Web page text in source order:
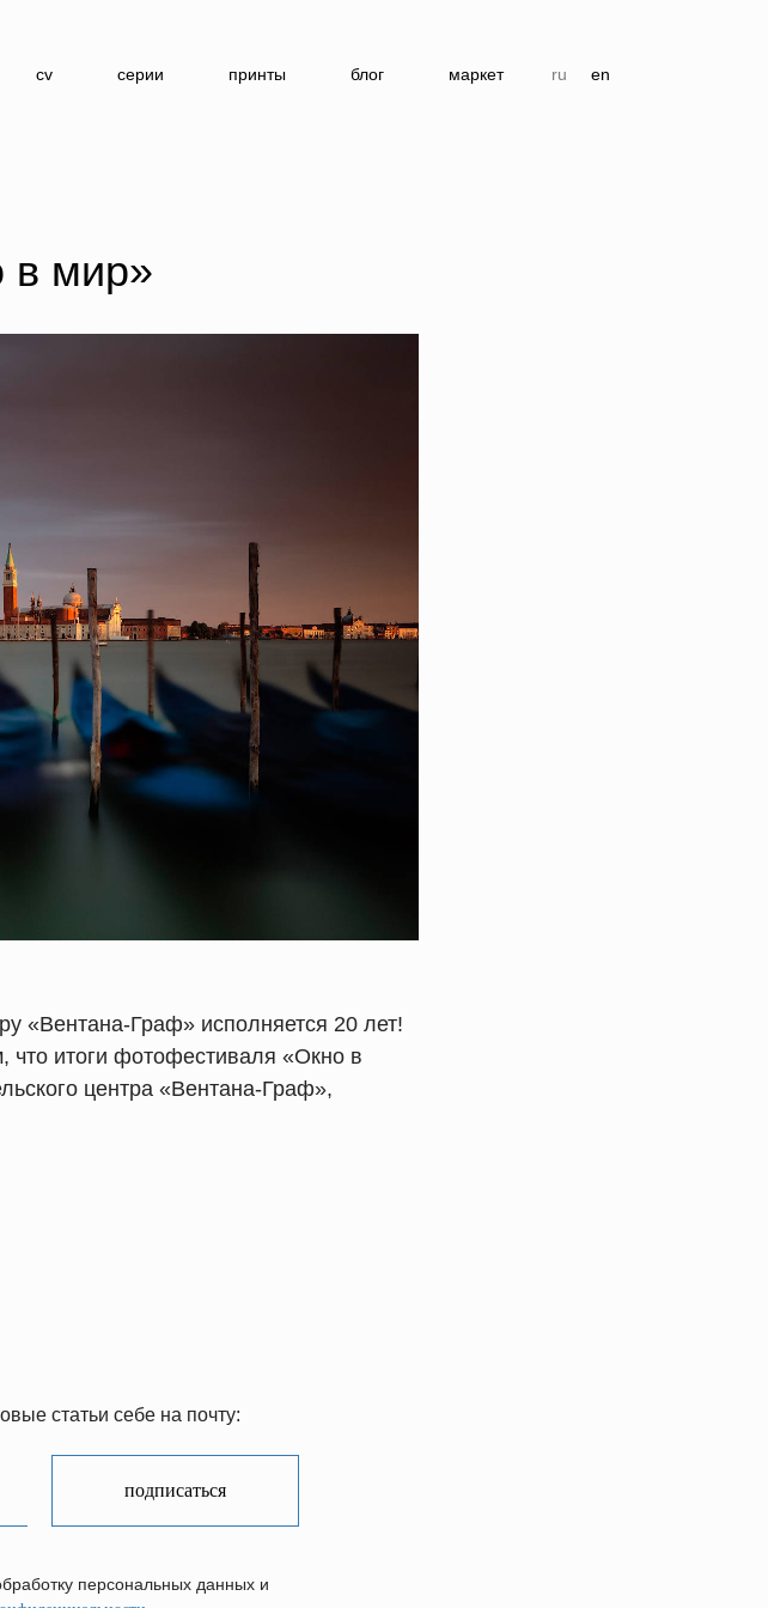
cv серии принты блог маркет ru en
в мир»
«Вентана-Граф» исполняется 20 лет!
итоги фотофестиваля «Окно в
центра «Вентана-Граф»,
статьи себе на почту:
подписаться
персональных данных и